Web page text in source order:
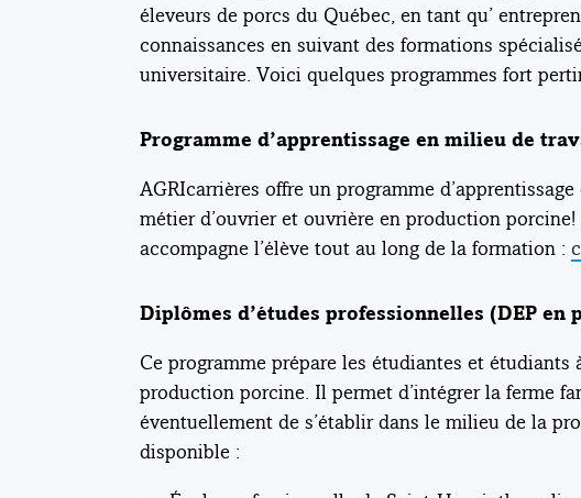
éleveurs de porcs du Québec, en tant qu’
connaissances en suivant des formations
universitaire. Voici quelques programmes fort
Programme d’apprentissage en milieu de
AGRIcarrières offre un programme
métier d’ouvrier et ouvrière en production
accompagne l’élève tout au long de la formation :
Diplômes d’études professionnelles (DEP en
Ce programme prépare les étudiantes et étudiants
production porcine. Il permet d’intégrer la ferme
éventuellement de s’établir dans le milieu de la
disponible :